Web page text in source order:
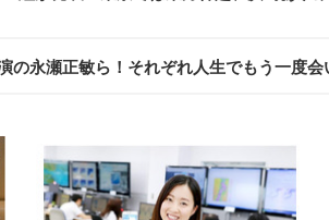
の永瀬正敏ら！それぞれ人生でもう一度会